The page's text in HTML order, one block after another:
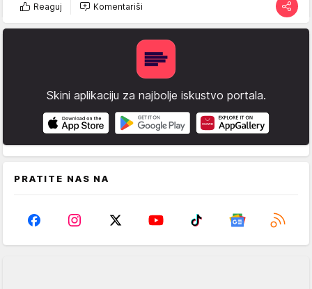
Reaguj Komentariši
Skini aplikaciju za najbolje iskustvo portala.
PRATITE NAS NA